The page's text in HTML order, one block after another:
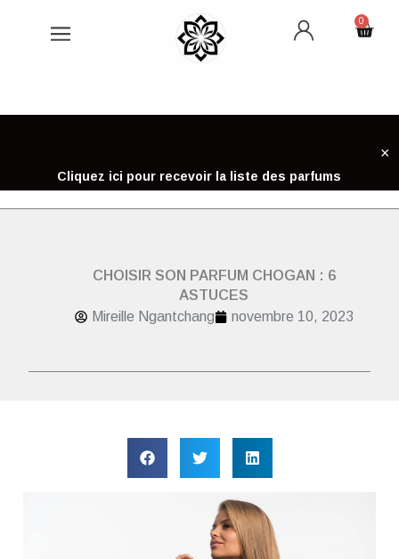
0
Cart
Cliquez ici pour recevoir la liste des parfums
×
CHOISIR SON PARFUM CHOGAN : 6
ASTUCES
Mireille Ngantchang
novembre 10, 2023